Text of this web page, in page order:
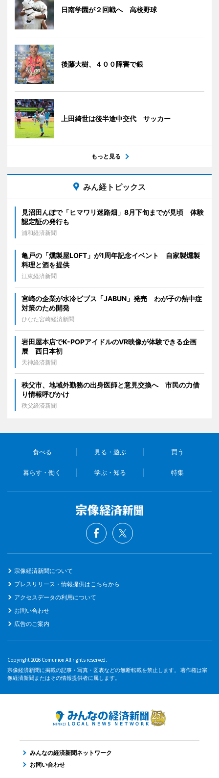
日南学園が２回戦へ 高校野球
後藤大樹、４００障害で銀
上田綺世は後半途中交代 サッカー
もっと見る
みん経トピックス
見沼田んぼで「ヒマワリ迷路畑」8月下旬までが見頃 体験
認定証の発行も
浦和経済新聞
亀戸の「燻製屋LOFT」が1周年記念イベント 自家製燻製
料理と酒を提供
江東経済新聞
宮崎の企業が水冷ビブス「JABUN」発売 わが子の熱中症
対策のため開発
ひなた宮崎経済新聞
岩田屋本店でK-POPアイドルのVR映像が体験できる企画
展 西日本初
天神経済新聞
秩父市、地域外勤務の出身医師と意見交換へ 市民の力借
り情報呼びかけ
秩父経済新聞
食べる 見る・遊ぶ 買う
暮らす・働く 学ぶ・知る 特集
宗像経済新聞について
プレスリリース・情報提供はこちらから
アクセスデータの利用について
お問い合わせ
広告のご案内
Copyright 2026 Comunion All rights reserved.
宗像経済新聞に掲載の記事・写真・図表などの無断転載を禁止します。 著作権は宗
像経済新聞またはその情報提供者に属します。
みんなの経済新聞ネットワーク
お問い合わせ